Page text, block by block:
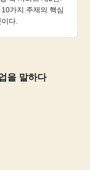
가지 주제의 핵심
다.
을 말하다